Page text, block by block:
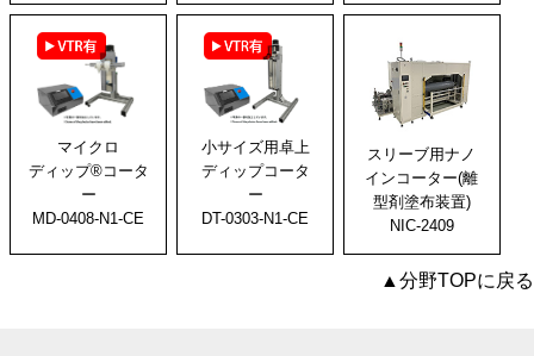
マイクロ
ディップ®コータ
ー
MD-0408-N1-CE
小サイズ用卓上
ディップコータ
ー
DT-0303-N1-CE
スリーブ用ナノ
インコーター(離
型剤塗布装置)
NIC-2409
▲分野TOPに戻る